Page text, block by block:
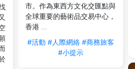
市。作為東西方文化交匯點與
全球重要的藝術品交易中心，
香港 ...
#活動 #人際網絡 #商務旅客
#小提示